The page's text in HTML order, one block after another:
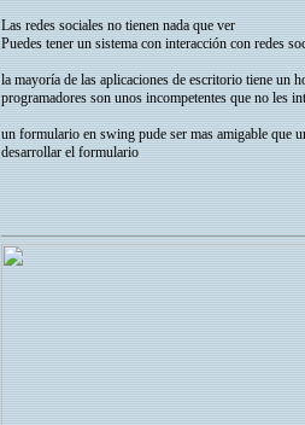
Las redes sociales no tienen nada que ver
Puedes tener un sistema con interacción con redes
la mayoría de las aplicaciones de escritorio tiene un
programadores son unos incompetentes que no les
un formulario en swing pude ser mas amigable que
desarrollar el formulario